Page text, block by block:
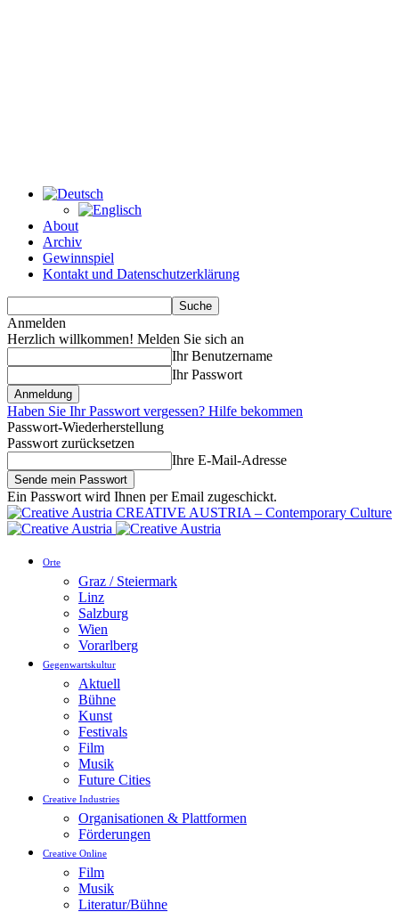
About
Archiv
Gewinnspiel
Kontakt und Datenschutzerklärung
Anmelden
Herzlich willkommen! Melden Sie sich an
Ihr Benutzername
Ihr Passwort
Haben Sie Ihr Passwort vergessen? Hilfe bekommen
Passwort-Wiederherstellung
Passwort zurücksetzen
Ihre E-Mail-Adresse
Ein Passwort wird Ihnen per Email zugeschickt.
CREATIVE AUSTRIA – Contemporary Culture
Orte
Graz / Steiermark
Linz
Salzburg
Wien
Vorarlberg
Gegenwartskultur
Aktuell
Bühne
Kunst
Festivals
Film
Musik
Future Cities
Creative Industries
Organisationen & Plattformen
Förderungen
Creative Online
Film
Musik
Literatur/Bühne